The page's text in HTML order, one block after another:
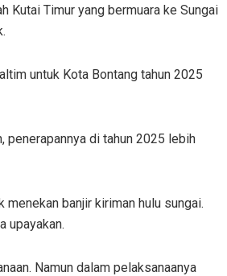
Kutai Timur yang bermuara ke Sungai
untuk Kota Bontang tahun 2025
penerapannya di tahun 2025 lebih
banjir kiriman hulu sungai.
upayakan.
Namun dalam pelaksanaanya